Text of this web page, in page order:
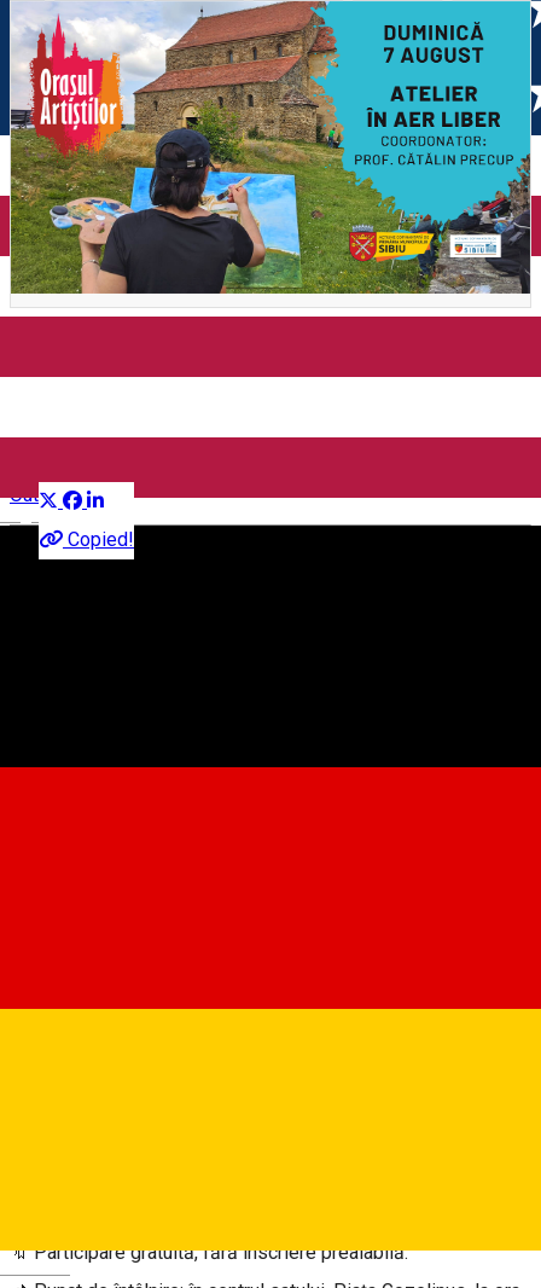
English
Deutsch
Cisnădioara
Copied!
Outside Sibiu
🔖 Participare gratuită, fără înscriere prealabilă.